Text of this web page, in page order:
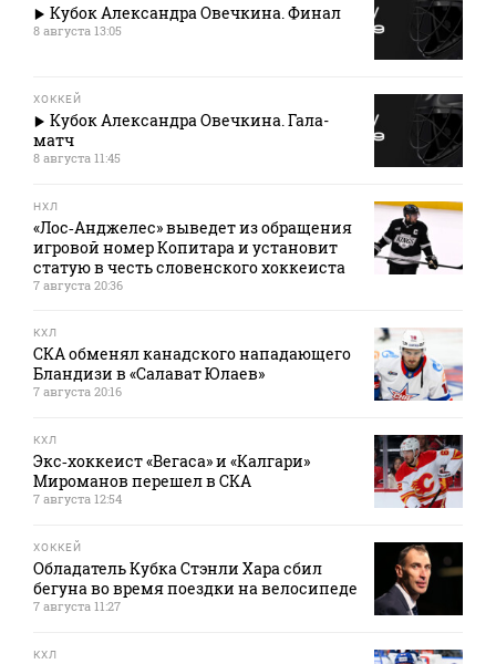
Кубок Александра Овечкина. Финал
8 августа 13:05
ХОККЕЙ
Кубок Александра Овечкина. Гала-
матч
8 августа 11:45
НХЛ
«Лос‑Анджелес» выведет из обращения
игровой номер Копитара и установит
статую в честь словенского хоккеиста
7 августа 20:36
КХЛ
СКА обменял канадского нападающего
Бландизи в «Салават Юлаев»
7 августа 20:16
КХЛ
Экс‑хоккеист «Вегаса» и «Калгари»
Мироманов перешел в СКА
7 августа 12:54
ХОККЕЙ
Обладатель Кубка Стэнли Хара сбил
бегуна во время поездки на велосипеде
7 августа 11:27
КХЛ